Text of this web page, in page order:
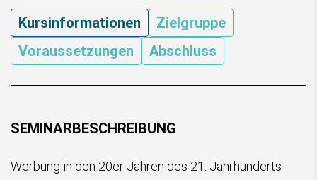
Alle Blogeinträge
Kursinformationen
Zielgruppe
Voraussetzungen
Abschluss
SEMINARBESCHREIBUNG
Werbung in den 20er Jahren des 21. Jahrhunderts